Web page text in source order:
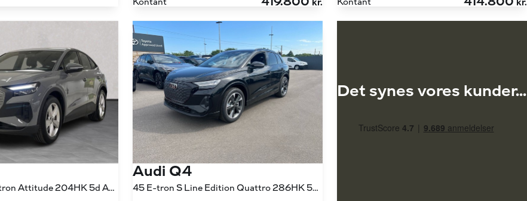
kr. kr.
Sportback 40 E-tron Attitude 204HK 5d Aut.
Audi Q4
45 E-tron S Line Edition Quattro 286HK 5d Aut.
Det synes vores kunder...